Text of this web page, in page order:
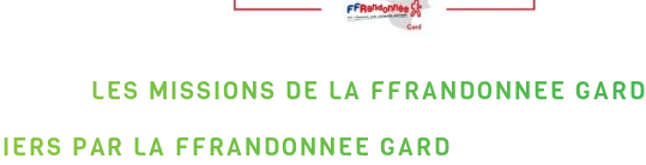
LES MISSIONS DE LA FFRANDONNÉE GARD
PAR LA FFRANDONNÉE GARD